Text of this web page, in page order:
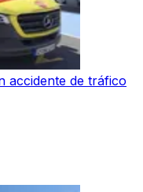
accidente de tráfico